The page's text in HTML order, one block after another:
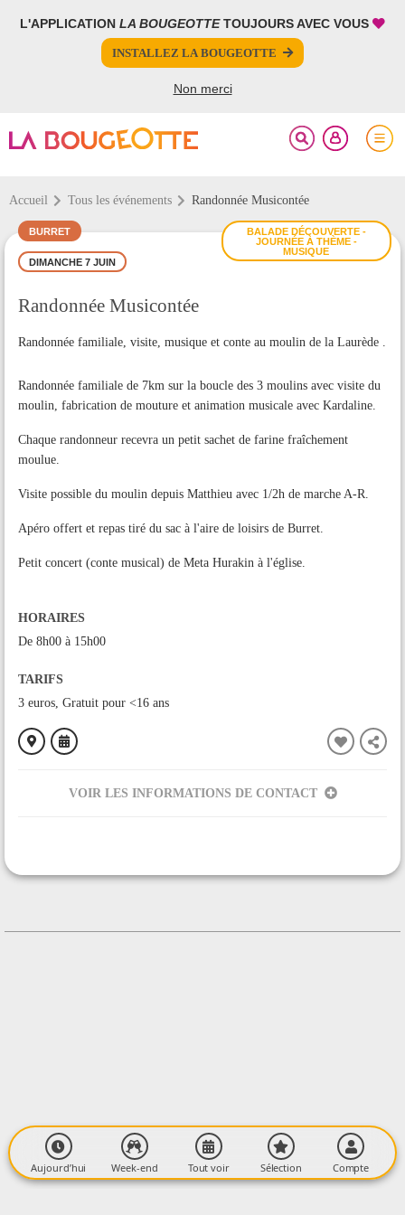
L'APPLICATION LA BOUGEOTTETOUJOURS AVEC VOUS
INSTALLEZ LA BOUGEOTTE
Non merci
Accueil Tous les événements Randonnée Musicontée
BALADE DÉCOUVERTE -
JOURNÉE À THÈME -
MUSIQUE
BURRET
DIMANCHE 7 JUIN
Randonnée Musicontée
Randonnée familiale, visite, musique et conte au moulin de la Laurède .
Randonnée familiale de 7km sur la boucle des 3 moulins avec visite du
moulin, fabrication de mouture et animation musicale avec Kardaline.
Chaque randonneur recevra un petit sachet de farine fraîchement
moulue.
Visite possible du moulin depuis Matthieu avec 1/2h de marche A-R.
Apéro offert et repas tiré du sac à l'aire de loisirs de Burret.
Petit concert (conte musical) de Meta Hurakin à l'église.
HORAIRES
De 8h00 à 15h00
TARIFS
3 euros, Gratuit pour <16 ans
VOIR LES INFORMATIONS DE CONTACT
CONTACT
Contacter l'organisateur
FERMER
PARTAGER
Aujourd’hui Week-end Tout voir Sélection Compte
FERMER
Votre inscription à la newsletter a été effectuée.